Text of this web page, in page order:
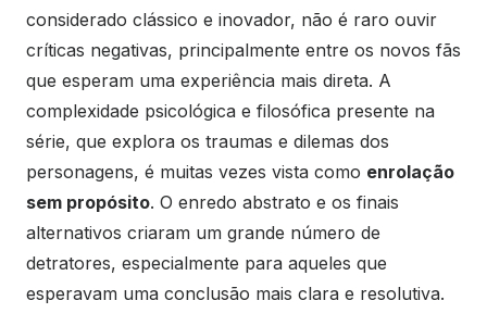
considerado clássico e inovador, não é raro ouvir
críticas negativas, principalmente entre os novos fãs
que esperam uma experiência mais direta. A
complexidade psicológica e filosófica presente na
série, que explora os traumas e dilemas dos
personagens, é muitas vezes vista como enrolação
sem propósito. O enredo abstrato e os finais
alternativos criaram um grande número de
detratores, especialmente para aqueles que
esperavam uma conclusão mais clara e resolutiva.